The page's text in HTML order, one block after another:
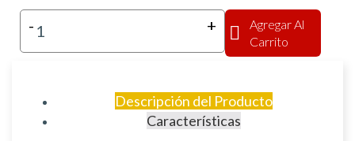
- +
Agregar Al
Carrito
Descripción del Producto
Características